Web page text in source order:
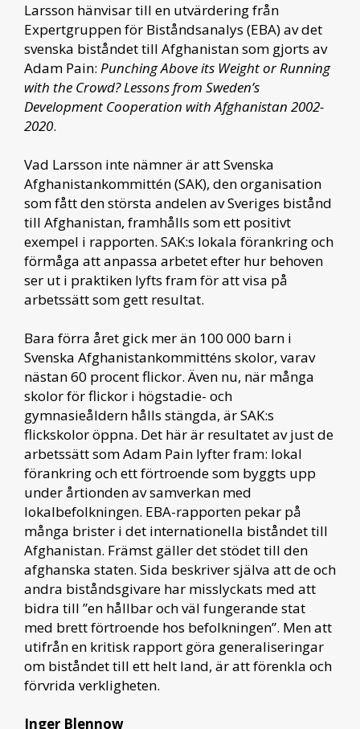
Larsson hänvisar till en utvärdering från
Expertgruppen för Biståndsanalys (EBA) av det
svenska biståndet till Afghanistan som gjorts av
Adam Pain: Punching Above its Weight or Running
with the Crowd? Lessons from Sweden’s
Development Cooperation with Afghanistan 2002-
2020.
Vad Larsson inte nämner är att Svenska
Afghanistankommittén (SAK), den organisation
som fått den största andelen av Sveriges bistånd
till Afghanistan, framhålls som ett positivt
exempel i rapporten. SAK:s lokala förankring och
förmåga att anpassa arbetet efter hur behoven
ser ut i praktiken lyfts fram för att visa på
arbetssätt som gett resultat.
Bara förra året gick mer än 100 000 barn i
Svenska Afghanistankommitténs skolor, varav
nästan 60 procent flickor. Även nu, när många
skolor för flickor i högstadie- och
gymnasieåldern hålls stängda, är SAK:s
flickskolor öppna. Det här är resultatet av just de
arbetssätt som Adam Pain lyfter fram: lokal
förankring och ett förtroende som byggts upp
under årtionden av samverkan med
lokalbefolkningen. EBA-rapporten pekar på
många brister i det internationella biståndet till
Afghanistan. Främst gäller det stödet till den
afghanska staten. Sida beskriver själva att de och
andra biståndsgivare har misslyckats med att
bidra till ”en hållbar och väl fungerande stat
med brett förtroende hos befolkningen”. Men att
utifrån en kritisk rapport göra generaliseringar
om biståndet till ett helt land, är att förenkla och
förvrida verkligheten.
Inger Blennow